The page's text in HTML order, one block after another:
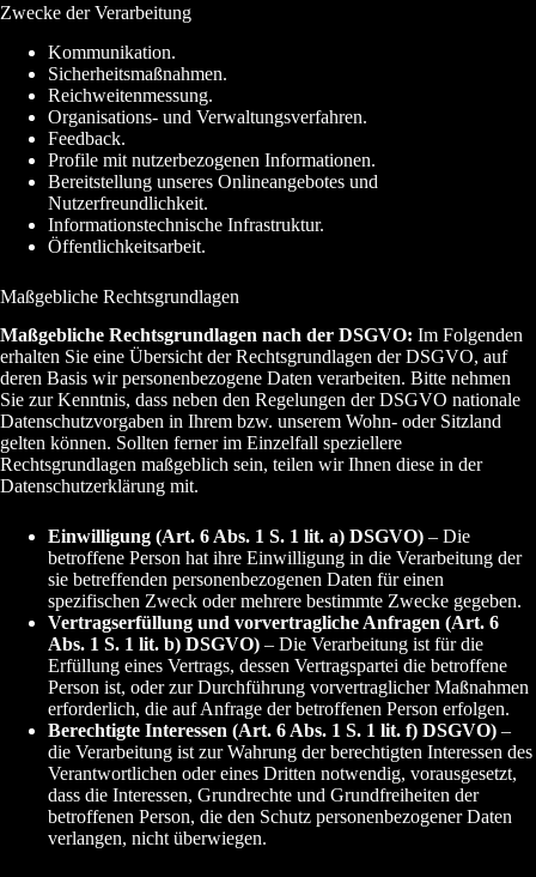
Zwecke der Verarbeitung
Kommunikation.
Sicherheitsmaßnahmen.
Reichweitenmessung.
Organisations- und Verwaltungsverfahren.
Feedback.
Profile mit nutzerbezogenen Informationen.
Bereitstellung unseres Onlineangebotes und
Nutzerfreundlichkeit.
Informationstechnische Infrastruktur.
Öffentlichkeitsarbeit.
Maßgebliche Rechtsgrundlagen
Maßgebliche Rechtsgrundlagen nach der DSGVO: Im Folgenden
erhalten Sie eine Übersicht der Rechtsgrundlagen der DSGVO, auf
deren Basis wir personenbezogene Daten verarbeiten. Bitte nehmen
Sie zur Kenntnis, dass neben den Regelungen der DSGVO nationale
Datenschutzvorgaben in Ihrem bzw. unserem Wohn- oder Sitzland
gelten können. Sollten ferner im Einzelfall speziellere
Rechtsgrundlagen maßgeblich sein, teilen wir Ihnen diese in der
Datenschutzerklärung mit.
Einwilligung (Art. 6 Abs. 1 S. 1 lit. a) DSGVO) – Die
betroffene Person hat ihre Einwilligung in die Verarbeitung der
sie betreffenden personenbezogenen Daten für einen
spezifischen Zweck oder mehrere bestimmte Zwecke gegeben.
Vertragserfüllung und vorvertragliche Anfragen (Art. 6
Abs. 1 S. 1 lit. b) DSGVO) – Die Verarbeitung ist für die
Erfüllung eines Vertrags, dessen Vertragspartei die betroffene
Person ist, oder zur Durchführung vorvertraglicher Maßnahmen
erforderlich, die auf Anfrage der betroffenen Person erfolgen.
Berechtigte Interessen (Art. 6 Abs. 1 S. 1 lit. f) DSGVO) –
die Verarbeitung ist zur Wahrung der berechtigten Interessen des
Verantwortlichen oder eines Dritten notwendig, vorausgesetzt,
dass die Interessen, Grundrechte und Grundfreiheiten der
betroffenen Person, die den Schutz personenbezogener Daten
verlangen, nicht überwiegen.